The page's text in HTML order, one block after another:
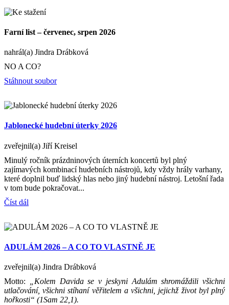
Farní list – červenec, srpen 2026
nahrál(a) Jindra Drábková
NO A CO?
Stáhnout soubor
Jablonecké hudební úterky 2026
zveřejnil(a) Jiří Kreisel
Minulý ročník prázdninových úterních koncertů byl plný
zajímavých kombinací hudebních nástrojů, kdy vždy hrály varhany,
které doplnil buď lidský hlas nebo jiný hudební nástroj. Letošní řada
v tom bude pokračovat...
Číst dál
ADULÁM 2026 – A CO TO VLASTNĚ JE
zveřejnil(a) Jindra Drábková
Motto:
„Kolem Davida se v jeskyni Adulám shromáždili všichni
utlačování, všichni stíhaní věřitelem a všichni, jejichž život byl plný
hořkosti“ (1Sam 22,1).